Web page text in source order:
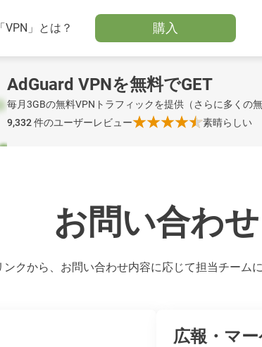
「VPN」とは？ 購入
AdGuard VPNを無料でGET
毎月3GBの無料VPNトラフィックを提供（さらに多くの
9,332件のユーザーレビュー 素晴らしい
お問い合わせ
ンクから、お問い合わせ内容に応じて担当チーム
広報・マ